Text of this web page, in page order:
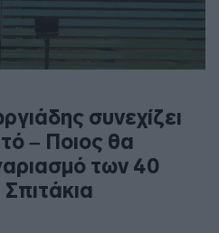
συνεχίζει
– Ποιος θα
των 40